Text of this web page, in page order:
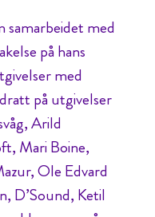
samarbeidet med
på hans
med
på utgivelser
Arild
Mari Boine,
Ole Edvard
D’Sound, Ketil